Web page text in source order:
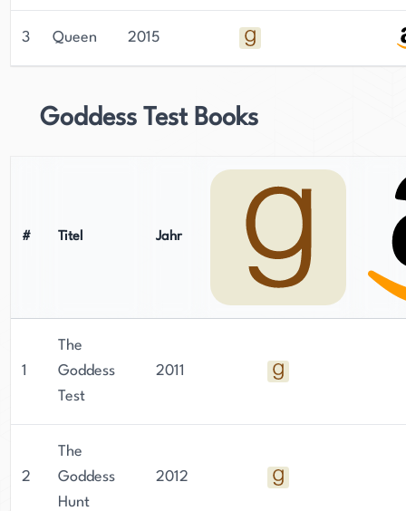
talentierte amerikanische Autorin von
Jugendbüchern und Kinderromanen. Sie wurde in
dort mit ihrer Familie. Carter hat eine natürliche
Schreibtalent, da sie im Alter von 11 Jahren
begann, und hat seit ihrem Abschluss an der
University of Michigan mehr als ein Dutzend
Bücher verfasst. Ihr Schreibstil ist für seine
Sanftheit und Delikatesse bekannt und ihre
Trotz ihres Erfolgs bleibt Carter demütig und
ihrem Handwerk verpflichtet, was sie zu einer
beliebten Figur in der Literaturwelt macht.
3 Queen 2015
Goddess Test Books
# Titel Jahr
1
The
Goddess
Test
2011
2
The
Goddess
Hunt
2012